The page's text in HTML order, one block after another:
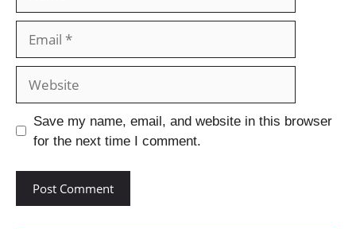
Save my name, email, and website in this browser
for the next time I comment.